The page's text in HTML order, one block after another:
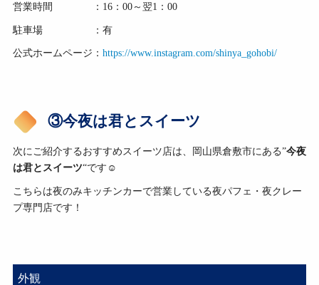
営業時間 ：16：00～翌1：00
駐車場 ：有
公式ホームページ： https://www.instagram.com/shinya_gohobi/
③今夜は君とスイーツ
次にご紹介するおすすめスイーツ店は、岡山県倉敷市にある”今夜
は君とスイーツ“です☺
こちらは夜のみキッチンカーで営業している夜パフェ・夜クレー
プ専門店です！
外観